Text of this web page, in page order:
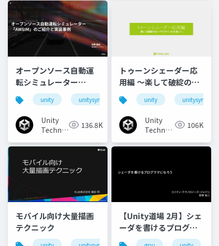
オープンソース自動運
転シミュレーター
「AWSIM」のご紹介と
実装事例
unity unitysync
Unity
Technologies136.8K
トゥーンシェーダー応
用編 ～楽して破綻のな
いアウトラインを目指
して～
unity unitysync
Unity
Technologies106K
モバイル向け大量描画
テクニック
【Unity道場 2月】シェ
ーダを書けるプログラ
マになろう